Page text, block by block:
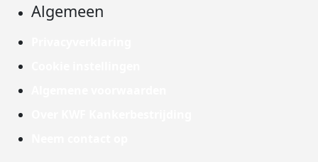
Algemeen